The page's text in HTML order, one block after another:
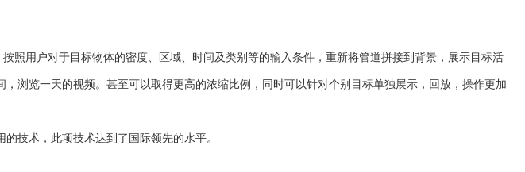
照用户对于目标物体的密度、区域、时间及类别等的输入条件，重新将管道拼接到背景，展示目标活
浏览一天的视频。甚至可以取得更高的浓缩比例，同时可以针对个别目标单独展示，回放，操作更加
技术，此项技术达到了国际领先的水平。